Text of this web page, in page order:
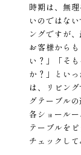
時期は、無
いのではな
ングですが
お客様から
い？」「そ
か？」とい
は、リビン
グテーブル
各ショール
テーブルを
チェックして